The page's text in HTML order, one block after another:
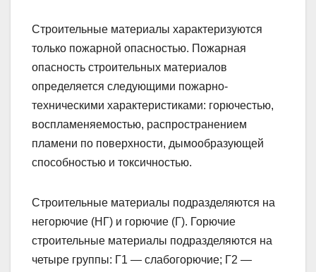
Строительные материалы характеризуются
только пожарной опасностью. Пожарная
опасность строительных материалов
определяется следующими пожарно-
техническими характеристиками: горючестью,
воспламеняемостью, распространением
пламени по поверхности, дымообразующей
способностью и токсичностью.
Строительные материалы подразделяются на
негорючие (НГ) и горючие (Г). Горючие
строительные материалы подразделяются на
четыре группы: Г1 — слабогорючие; Г2 —